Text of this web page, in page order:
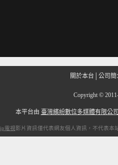
關於本台 公司簡
Copyright ©
本平台由 臺灣繽紛數位多媒體有限公
ip電視影片資訊僅代表網友個人資訊，不代表本